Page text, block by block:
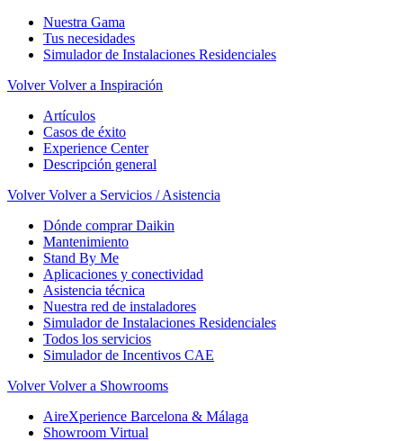
Nuestra Gama
Tus necesidades
Simulador de Instalaciones Residenciales
Volver Volver a Inspiración
Artículos
Casos de éxito
Experience Center
Descripción general
Volver Volver a Servicios / Asistencia
Dónde comprar Daikin
Mantenimiento
Stand By Me
Aplicaciones y conectividad
Asistencia técnica
Nuestra red de instaladores
Simulador de Instalaciones Residenciales
Todos los servicios
Simulador de Incentivos CAE
Volver Volver a Showrooms
AireXperience Barcelona & Málaga
Showroom Virtual